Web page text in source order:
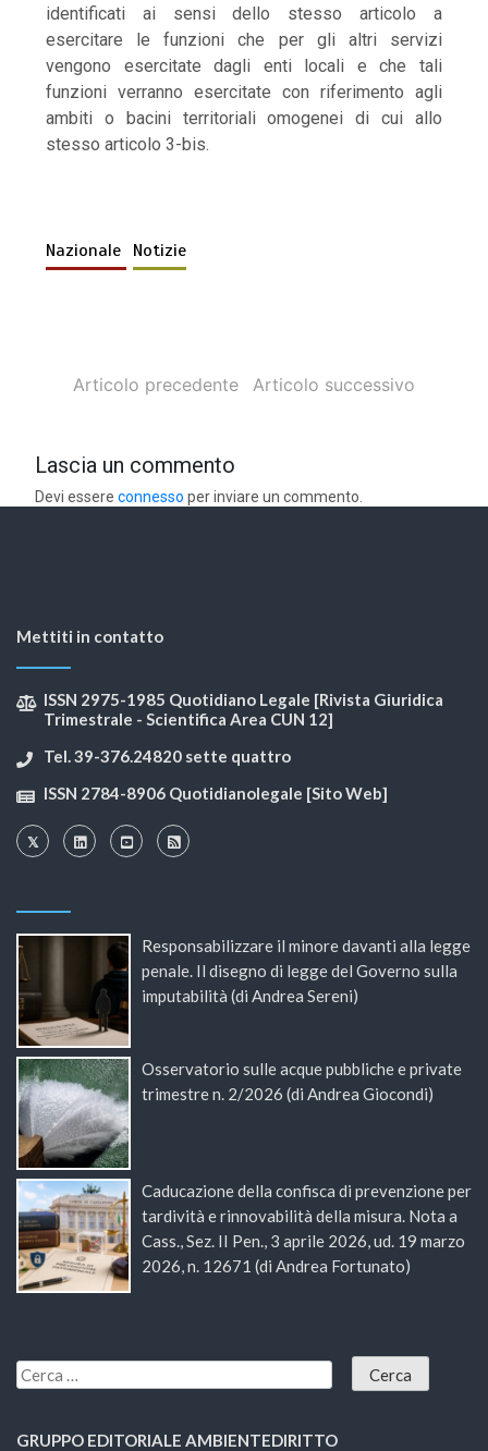
identificati ai sensi dello stesso articolo a
esercitare le funzioni che per gli altri servizi
vengono esercitate dagli enti locali e che tali
funzioni verranno esercitate con riferimento agli
ambiti o bacini territoriali omogenei di cui allo
stesso articolo 3-bis.
Nazionale Notizie
Articolo precedente Articolo successivo
Lascia un commento
Devi essereconnesso per inviare un commento.
Mettiti in contatto
ISSN 2975-1985 Quotidiano Legale [Rivista Giuridica
Trimestrale - Scientifica Area CUN 12]
Tel. 39-376.24820 sette quattro
ISSN 2784-8906 Quotidianolegale [Sito Web]
Responsabilizzare il minore davanti alla legge
penale. Il disegno di legge del Governo sulla
imputabilità (di Andrea Sereni)
Osservatorio sulle acque pubbliche e private
trimestre n. 2/2026 (di Andrea Giocondi)
Caducazione della confisca di prevenzione per
tardività e rinnovabilità della misura. Nota a
Cass., Sez. II Pen., 3 aprile 2026, ud. 19 marzo
2026, n. 12671 (di Andrea Fortunato)
GRUPPO EDITORIALE AMBIENTEDIRITTO